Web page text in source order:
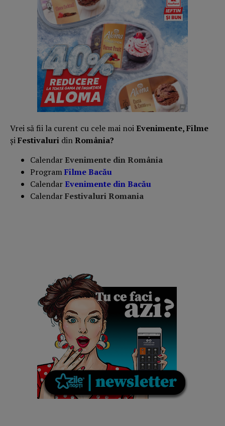
Vrei să fii la curent cu cele mai noiEvenimente, Filme
șiFestivaluri dinRomânia?
Calendar Evenimente din România
ProgramFilme Bacău
CalendarEvenimente dinBacău
CalendarFestivaluri Romania